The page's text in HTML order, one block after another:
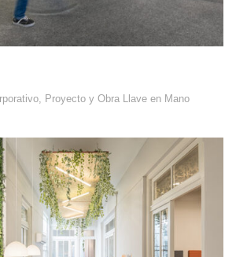
Proyecto y Obra Llave en Mano